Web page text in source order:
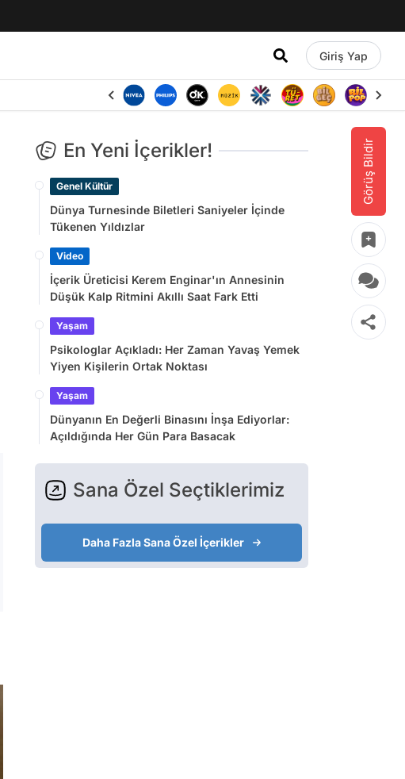
Giriş Yap
Görüş Bildir
En Yeni İçerikler!
Genel Kültür
Dünya Turnesinde Biletleri Saniyeler İçinde
Tükenen Yıldızlar
Video
İçerik Üreticisi Kerem Enginar'ın Annesinin
Düşük Kalp Ritmini Akıllı Saat Fark Etti
Yaşam
Psikologlar Açıkladı: Her Zaman Yavaş Yemek
Yiyen Kişilerin Ortak Noktası
Yaşam
Dünyanın En Değerli Binasını İnşa Ediyorlar:
Açıldığında Her Gün Para Basacak
Sana Özel Seçtiklerimiz
Daha Fazla Sana Özel İçerikler